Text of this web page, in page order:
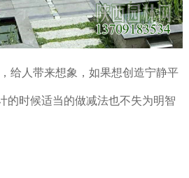
给人带来想象，如果想创造宁静平
的时候适当的做减法也不失为明智